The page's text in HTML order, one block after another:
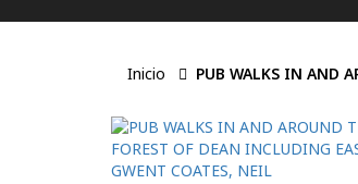
Inicio PUB WALKS IN AND